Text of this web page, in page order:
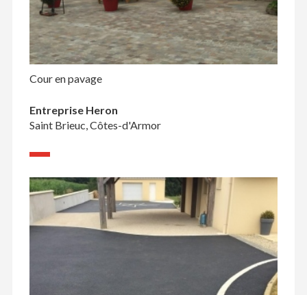
Cour en pavage
Entreprise Heron
Saint Brieuc, Côtes-d'Armor